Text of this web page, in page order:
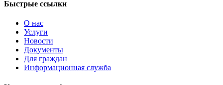
Быстрые ссылки
О нас
Услуги
Новости
Документы
Для граждан
Информационная служба